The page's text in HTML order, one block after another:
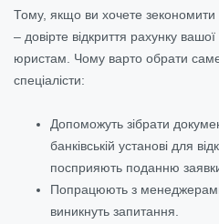
Тому, якщо ви хочете зекономити
– довірте відкриття рахунку
юристам. Чому варто обрати
спеціалісти:
Допоможуть зібрати
банківській установі для
посприяють поданню
Попрацюють з
виникнуть запитання.